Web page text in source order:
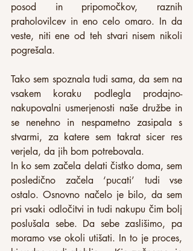
posod in pripomočkov, raznih
praholovilcev in eno celo omaro. In da
veste, niti ene od teh stvari nisem nikoli
pogrešala.
Tako sem spoznala tudi sama, da sem na
vsakem koraku podlegla prodajno-
nakupovalni usmerjenosti naše družbe in
se nenehno in nespametno zasipala s
stvarmi, za katere sem takrat sicer res
verjela, da jih bom potrebovala.
In ko sem začela delati čistko doma, sem
posledično začela ‘pucati’ tudi vse
ostalo. Osnovno načelo je bilo, da sem
pri vsaki odločitvi in tudi nakupu čim bolj
poslušala sebe. Da sebe zaslišimo, pa
moramo vse okoli utišati. In to je proces,